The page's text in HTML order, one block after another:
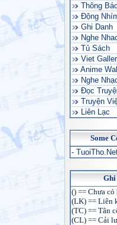
Thông
Động
Ghi Danh
Nghe
Tủ Sách
Viet
Anime
Nghe
Đọc
Truyện
Liên Lạc
Some
-
Ghi
() == Chưa
(LK) == Liên
(TC) == Tân
(CL) == Cải